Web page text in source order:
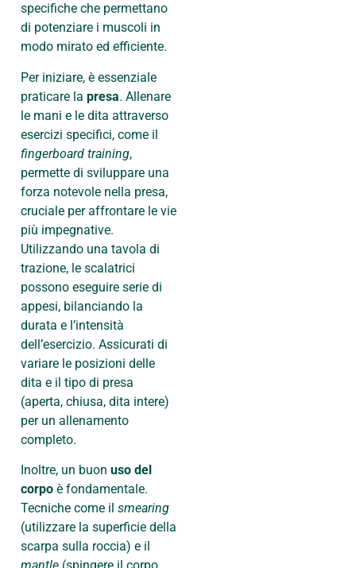
specifiche che permettano
di potenziare i muscoli in
modo mirato ed efficiente.
Per iniziare, è essenziale
praticare la presa. Allenare
le mani e le dita attraverso
esercizi specifici, come il
fingerboard training,
permette di sviluppare una
forza notevole nella presa,
cruciale per affrontare le vie
più impegnative.
Utilizzando una tavola di
trazione, le scalatrici
possono eseguire serie di
appesi, bilanciando la
durata e l’intensità
dell’esercizio. Assicurati di
variare le posizioni delle
dita e il tipo di presa
(aperta, chiusa, dita intere)
per un allenamento
completo.
Inoltre, un buon uso del
corpo è fondamentale.
Tecniche come il smearing
(utilizzare la superficie della
scarpa sulla roccia) e il